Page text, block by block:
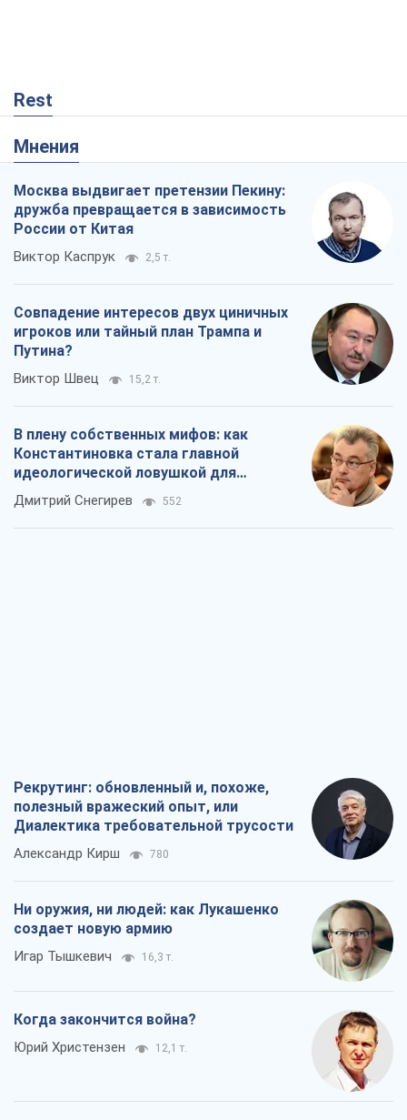
Rest
Мнения
Москва выдвигает претензии Пекину:
дружба превращается в зависимость
России от Китая
Виктор Каспрук 2,5 т.
Совпадение интересов двух циничных
игроков или тайный план Трампа и
Путина?
Виктор Швец 15,2 т.
В плену собственных мифов: как
Константиновка стала главной
идеологической ловушкой для
российских оккупантов
Дмитрий Снегирев 552
Рекрутинг: обновленный и, похоже,
полезный вражеский опыт, или
Диалектика требовательной трусости
Александр Кирш 780
Ни оружия, ни людей: как Лукашенко
создает новую армию
Игар Тышкевич 16,3 т.
Когда закончится война?
Юрий Христензен 12,1 т.